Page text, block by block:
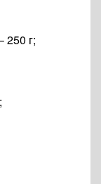
250 г;